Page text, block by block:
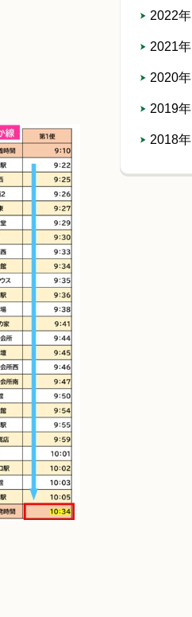
2022年
2021年
2020年
2019年
2018年